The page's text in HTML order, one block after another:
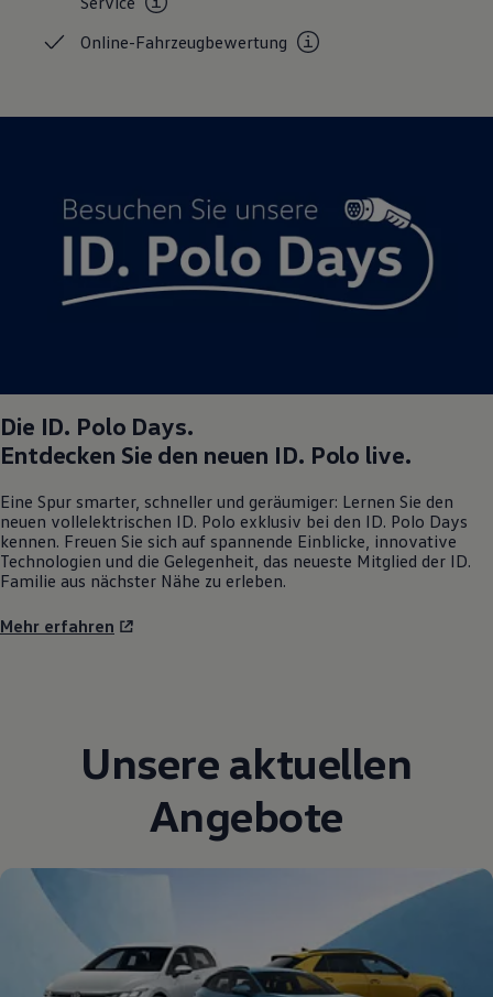
Online-Fahrzeugbewertung
Die ID. Polo Days.
Entdecken Sie den neuen ID. Polo live.
Eine Spur smarter, schneller und geräumiger: Lernen Sie den
neuen vollelektrischen ID. Polo exklusiv bei den ID. Polo Days
kennen. Freuen Sie sich auf spannende Einblicke, innovative
Technologien und die Gelegenheit, das neueste Mitglied der ID.
Familie aus nächster Nähe zu erleben.
Mehr erfahren
Unsere aktuellen
Angebote